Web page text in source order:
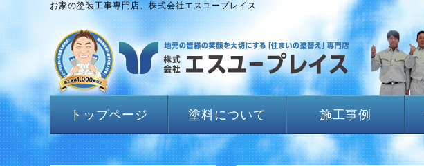
お家の塗装工事専門店、株式会社エスユープレイス
トップページ 塗料について 施工事例